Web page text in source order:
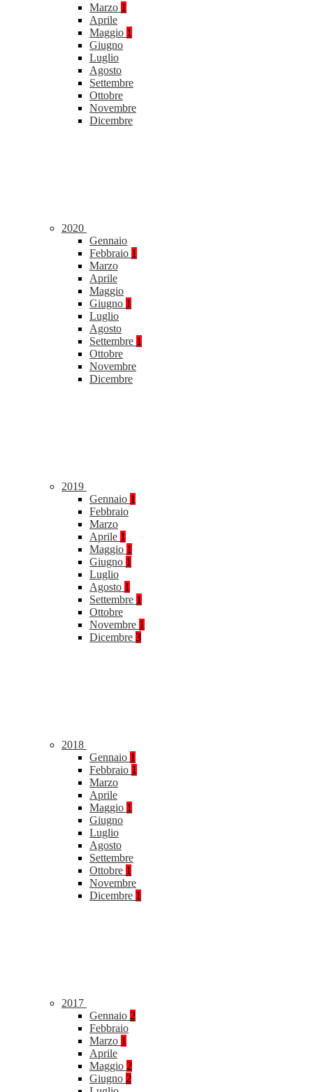
Marzo 1
Aprile
Maggio 1
Giugno
Luglio
Agosto
Settembre
Ottobre
Novembre
Dicembre
2020
Gennaio
Febbraio 1
Marzo
Aprile
Maggio
Giugno 1
Luglio
Agosto
Settembre 1
Ottobre
Novembre
Dicembre
2019
Gennaio 1
Febbraio
Marzo
Aprile 1
Maggio 1
Giugno 1
Luglio
Agosto 1
Settembre 1
Ottobre
Novembre 1
Dicembre 3
2018
Gennaio 1
Febbraio 1
Marzo
Aprile
Maggio 1
Giugno
Luglio
Agosto
Settembre
Ottobre 1
Novembre
Dicembre 1
2017
Gennaio 2
Febbraio
Marzo 1
Aprile
Maggio 2
Giugno 2